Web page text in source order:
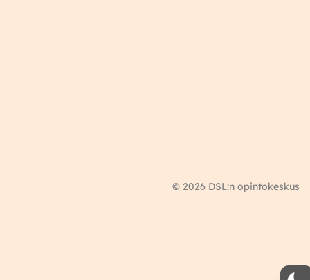
© 2026 DSL:n opintokeskus